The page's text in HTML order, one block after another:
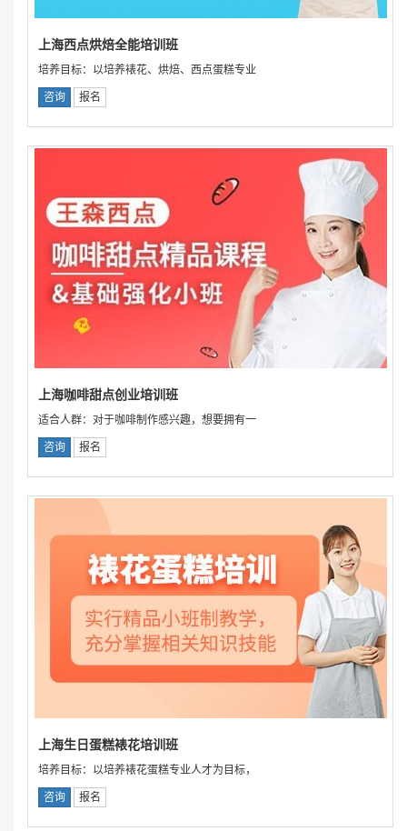
上海西点烘焙全能培训班
培养目标：以培养裱花、烘焙、西点蛋糕专业
咨询 报名
上海咖啡甜点创业培训班
适合人群：对于咖啡制作感兴趣，想要拥有一
咨询 报名
上海生日蛋糕裱花培训班
培养目标：以培养裱花蛋糕专业人才为目标，
咨询 报名